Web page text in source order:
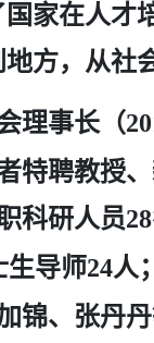
家在人才
方，从社
理事长（
特聘教授
科研人员28
生导师24人；
锦、张丹